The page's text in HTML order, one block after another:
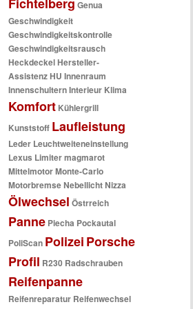
Genua
Geschwindigkeit
Geschwindigkeitskontrolle
Geschwindigkeitsrausch
HeckdeckelHersteller-
AssistenzHU Innenraum
InnenschulternInterieur Klima
Komfort Kühlergrill
Kunststoff Laufleistung
Leder Leuchtweiteneinstellung
Lexus Limitermagmarot
MittelmotorMonte-Carlo
MotorbremseNebellichtNizza
Ölwechsel Östrreich
Panne Piecha Pockautal
PoliScan PolizeiPorsche
Profil R230 Radschrauben
Reifenpanne
Reifenreparatur Reifenwechsel